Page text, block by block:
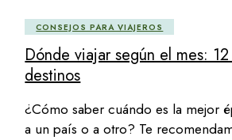
CONSEJOS PARA VIAJEROS
Dónde viajar según el mes:
destinos
¿Cómo saber cuándo es la mejor
a un país o a otro? Te